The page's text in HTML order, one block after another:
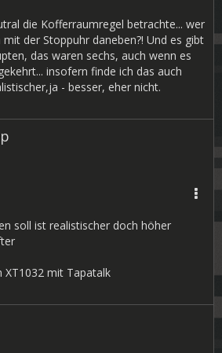
die Kofferraumregel betrachte... wer
der Stoppuhr daneben?! Und es gibt
das waren sechs, auch wenn es
insofern finde ich das auch
- besser, eher nicht.
soll ist realistischer doch höher
XT1032 mit Tapatalk